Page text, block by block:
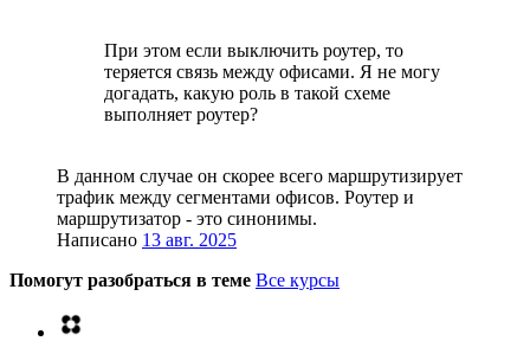
При этом если выключить роутер, то
теряется связь между офисами. Я не могу
догадать, какую роль в такой схеме
выполняет роутер?
В данном случае он скорее всего маршрутизирует
трафик между сегментами офисов. Роутер и
маршрутизатор - это синонимы.
Написано 13 авг. 2025
Помогут разобраться в теме Все курсы